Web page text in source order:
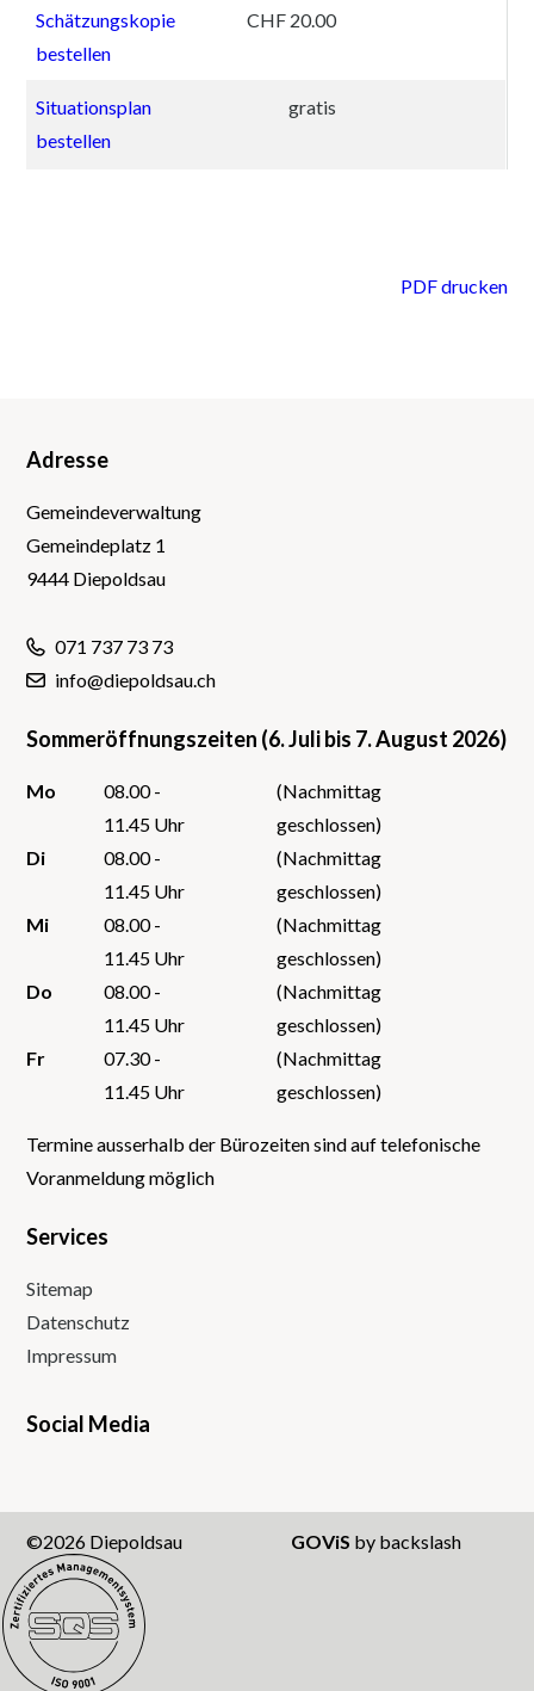
Schätzungskopie
bestellen
CHF 20.00
Situationsplan
bestellen
gratis
PDF drucken
Footer
Adresse
Gemeindeverwaltung
Gemeindeplatz 1
9444 Diepoldsau
071 737 73 73
info@diepoldsau.ch
Sommeröffnungszeiten (6. Juli bis 7. August 2026)
Mo
08.00 -
11.45 Uhr
(Nachmittag
geschlossen)
Di
08.00 -
11.45 Uhr
(Nachmittag
geschlossen)
Mi
08.00 -
11.45 Uhr
(Nachmittag
geschlossen)
Do
08.00 -
11.45 Uhr
(Nachmittag
geschlossen)
Fr
07.30 -
11.45 Uhr
(Nachmittag
geschlossen)
Termine ausserhalb der Bürozeiten sind auf telefonische
Voranmeldung möglich
Services
Sitemap
Datenschutz
Impressum
Social Media
©2026 Diepoldsau GOViS by backslash